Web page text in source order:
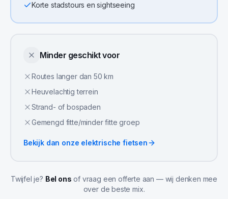
Korte stadstours en sightseeing
Minder geschikt voor
Routes langer dan 50 km
Heuvelachtig terrein
Strand- of bospaden
Gemengd fitte/minder fitte groep
Bekijk dan onze elektrische fietsen
Twijfel je? Bel ons of vraag een offerte aan — wij denken mee
over de beste mix.